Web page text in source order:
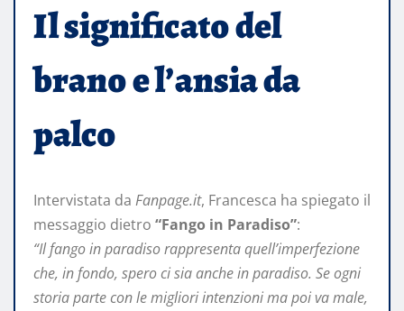
Il significato del
brano e l’ansia da
palco
Intervistata da Fanpage.it, Francesca ha spiegato il
messaggio dietro “Fango in Paradiso”:
“Il fango in paradiso rappresenta quell’imperfezione
che, in fondo, spero ci sia anche in paradiso. Se ogni
storia parte con le migliori intenzioni ma poi va male,